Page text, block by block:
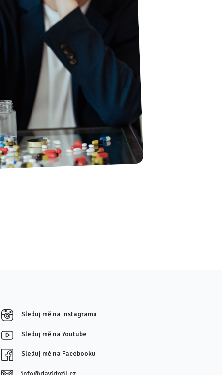
Sleduj mě na Instagramu
Sleduj mě na Youtube
Sleduj mě na Facebooku
info@davidrejl.cz